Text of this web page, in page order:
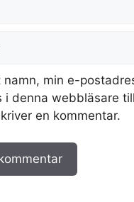
namn, min e-
i denna webbläsare
en kommentar.